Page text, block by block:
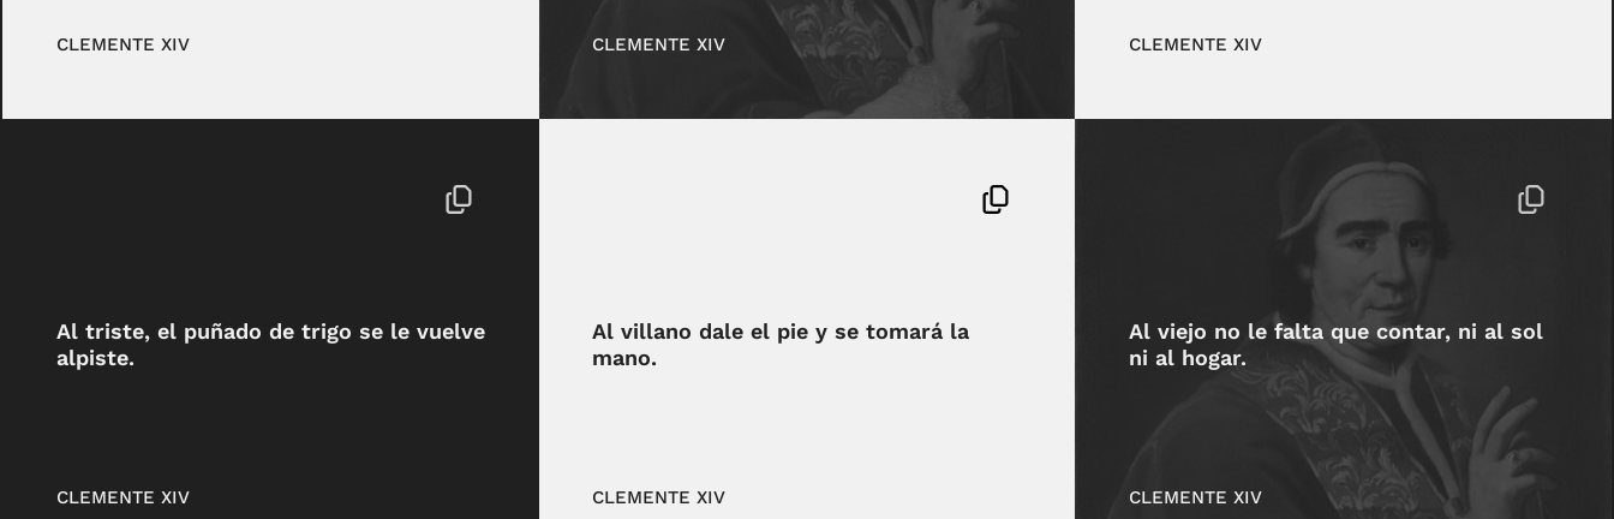
CLEMENTE XIV CLEMENTE XIV CLEMENTE XIV
Al triste, el puñado de trigo se le vuelve
alpiste.
CLEMENTE XIV
Al villano dale el pie y se tomará la
mano.
CLEMENTE XIV
Al viejo no le falta que contar, ni al sol
ni al hogar.
CLEMENTE XIV